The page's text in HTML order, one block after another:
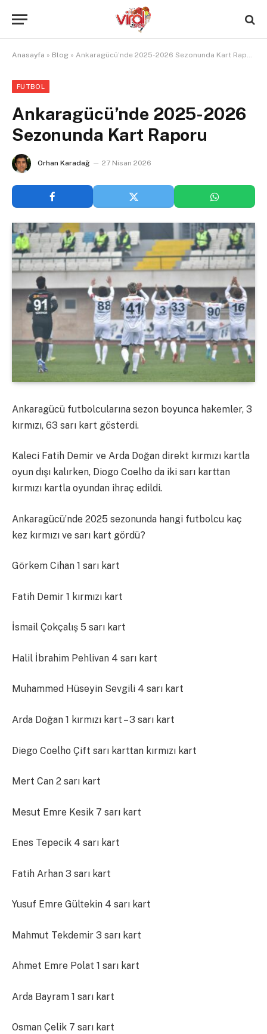
Anasayfa » Blog » Ankaragücü’nde 2025-2026 Sezonunda Kart Raporu
FUTBOL
Ankaragücü’nde 2025-2026
Sezonunda Kart Raporu
Orhan Karadağ 27 Nisan 2026
Ankaragücü futbolcularına sezon boyunca hakemler, 3
kırmızı, 63 sarı kart gösterdi.
Kaleci Fatih Demir ve Arda Doğan direkt kırmızı kartla
oyun dışı kalırken, Diogo Coelho da iki sarı karttan
kırmızı kartla oyundan ihraç edildi.
Ankaragücü’nde 2025 sezonunda hangi futbolcu kaç
kez kırmızı ve sarı kart gördü?
Görkem Cihan 1 sarı kart
Fatih Demir 1 kırmızı kart
İsmail Çokçalış 5 sarı kart
Halil İbrahim Pehlivan 4 sarı kart
Muhammed Hüseyin Sevgili 4 sarı kart
Arda Doğan 1 kırmızı kart – 3 sarı kart
Diego Coelho Çift sarı karttan kırmızı kart
Mert Can 2 sarı kart
Mesut Emre Kesik 7 sarı kart
Enes Tepecik 4 sarı kart
Fatih Arhan 3 sarı kart
Yusuf Emre Gültekin 4 sarı kart
Mahmut Tekdemir 3 sarı kart
Ahmet Emre Polat 1 sarı kart
Arda Bayram 1 sarı kart
Osman Çelik 7 sarı kart